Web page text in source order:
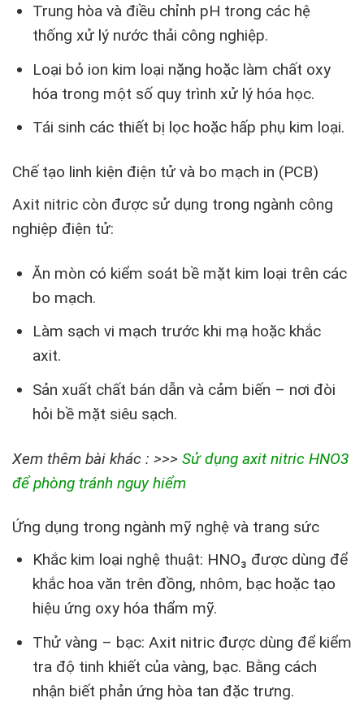
Trung hòa và điều chỉnh pH trong các hệ
thống xử lý nước thải công nghiệp.
Loại bỏ ion kim loại nặng hoặc làm chất oxy
hóa trong một số quy trình xử lý hóa học.
Tái sinh các thiết bị lọc hoặc hấp phụ kim loại.
Chế tạo linh kiện điện tử và bo mạch in (PCB)
Axit nitric còn được sử dụng trong ngành công
nghiệp điện tử:
Ăn mòn có kiểm soát bề mặt kim loại trên các
bo mạch.
Làm sạch vi mạch trước khi mạ hoặc khắc
axit.
Sản xuất chất bán dẫn và cảm biến – nơi đòi
hỏi bề mặt siêu sạch.
Xem thêm bài khác : >>> Sử dụng axit nitric HNO3
để phòng tránh nguy hiểm
Ứng dụng trong ngành mỹ nghệ và trang sức
Khắc kim loại nghệ thuật: HNO₃ được dùng để
khắc hoa văn trên đồng, nhôm, bạc hoặc tạo
hiệu ứng oxy hóa thẩm mỹ.
Thử vàng – bạc: Axit nitric được dùng để kiểm
tra độ tinh khiết của vàng, bạc. Bằng cách
nhận biết phản ứng hòa tan đặc trưng.